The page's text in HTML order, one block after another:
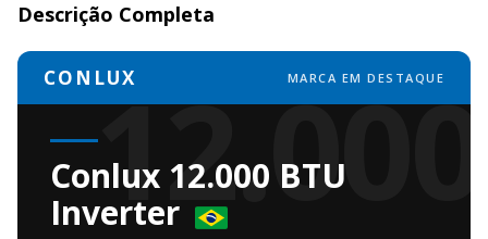
Descrição Completa
CONLUX MARCA EM DESTAQUE
12.000
Conlux 12.000 BTU
Inverter